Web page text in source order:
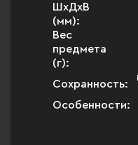
ШхДхВ
(мм):
Вес
предмета
(г):
Сохранность:
Особенности: